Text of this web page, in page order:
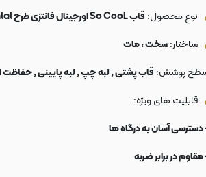
نوع محصول: قاب So CooL اورجینال فانتزی طرح Esteghlal استقلال
ساختار:سخت ، مات
پوشش: قاب پشتی , لبه چپ , لبه پایینی , حفاظت
قابلیت های ویژه:
دسترسی آسان به درگاه ها
مقاوم در برابر ضربه